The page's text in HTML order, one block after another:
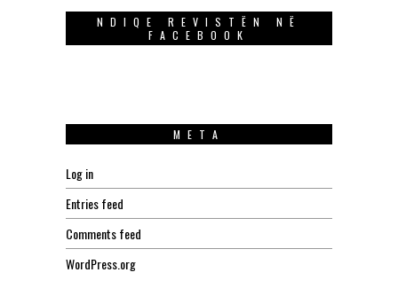
NDIQE REVISTËN NË
FACEBOOK
META
Log in
Entries feed
Comments feed
WordPress.org